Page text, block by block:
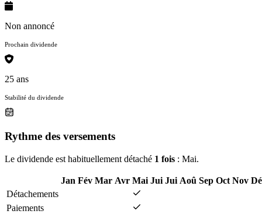
Non annoncé
Prochain dividende
25 ans
Stabilité du dividende
Rythme des versements
Le dividende est habituellement détaché 1 fois : Mai.
Jan Fév Mar Avr Mai Jui Jui Aoû Sep Oct Nov
Détachements
Paiements